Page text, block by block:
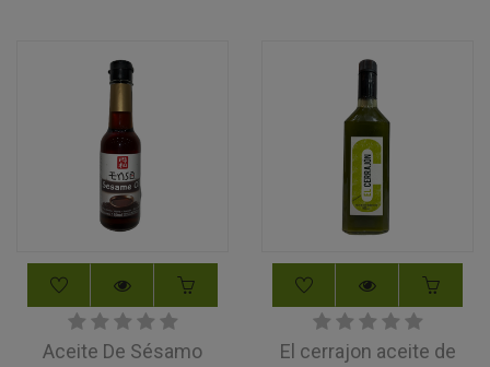
Aceite De Sésamo
El cerrajon aceite de